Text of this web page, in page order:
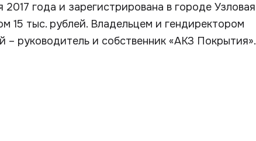
года и зарегистрирована в городе Узловая
15 тыс. рублей. Владельцем и гендиректором
руководитель и собственник «АКЗ Покрытия».